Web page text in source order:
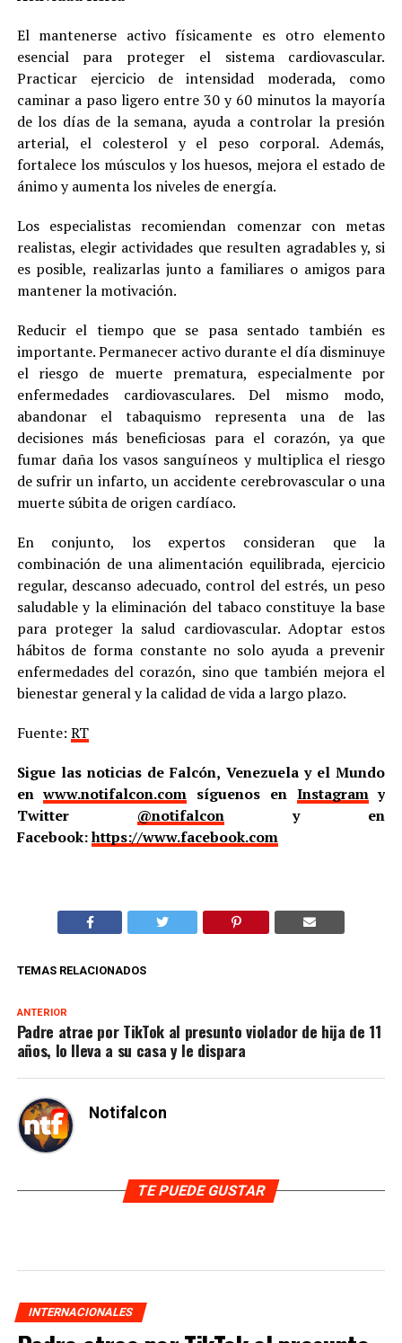
El mantenerse activo físicamente es otro elemento
esencial para proteger el sistema cardiovascular.
Practicar ejercicio de intensidad moderada, como
caminar a paso ligero entre 30 y 60 minutos la mayoría
de los días de la semana, ayuda a controlar la presión
arterial, el colesterol y el peso corporal. Además,
fortalece los músculos y los huesos, mejora el estado de
ánimo y aumenta los niveles de energía.
Los especialistas recomiendan comenzar con metas
realistas, elegir actividades que resulten agradables y, si
es posible, realizarlas junto a familiares o amigos para
mantener la motivación.
Reducir el tiempo que se pasa sentado también es
importante. Permanecer activo durante el día disminuye
el riesgo de muerte prematura, especialmente por
enfermedades cardiovasculares. Del mismo modo,
abandonar el tabaquismo representa una de las
decisiones más beneficiosas para el corazón, ya que
fumar daña los vasos sanguíneos y multiplica el riesgo
de sufrir un infarto, un accidente cerebrovascular o una
muerte súbita de origen cardíaco.
En conjunto, los expertos consideran que la
combinación de una alimentación equilibrada, ejercicio
regular, descanso adecuado, control del estrés, un peso
saludable y la eliminación del tabaco constituye la base
para proteger la salud cardiovascular. Adoptar estos
hábitos de forma constante no solo ayuda a prevenir
enfermedades del corazón, sino que también mejora el
bienestar general y la calidad de vida a largo plazo.
Fuente: RT
Sigue las noticias de Falcón, Venezuela y el Mundo
enwww.notifalcon.com síguenos en Instagramy
Twitter @notifalcony en
Facebook:https://www.facebook.com
TEMAS RELACIONADOS
ANTERIOR
Padre atrae por TikTok al presunto violador de hija de 11
años, lo lleva a su casa y le dispara
Notifalcon
TE PUEDE GUSTAR
INTERNACIONALES